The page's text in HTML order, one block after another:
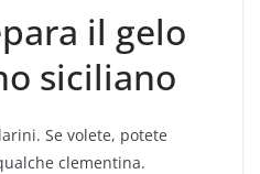
il gelo
siciliano
Se volete, potete
clementina.